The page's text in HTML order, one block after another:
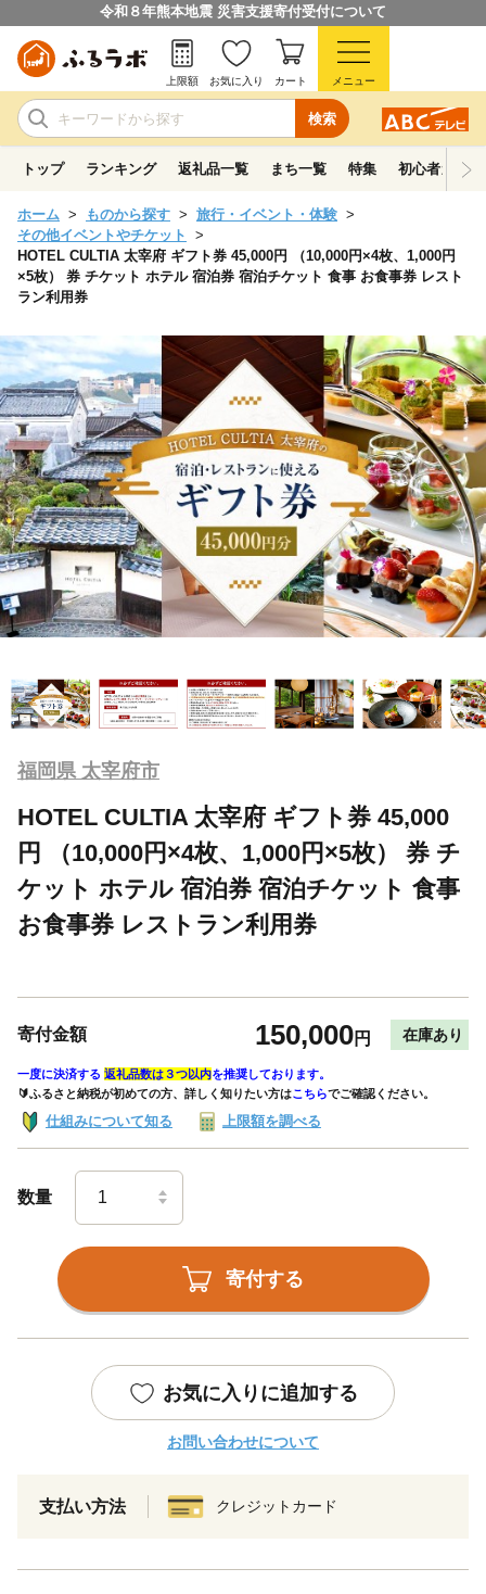
令和８年熊本地震 災害支援寄付受付について
検索
上限額 お気に入り カート メニュー
トップ ランキング 返礼品一覧 まち一覧 特集 初心者ガイド
ホーム ものから探す
旅行・イベント・体験
その他イベントやチケット
HOTEL CULTIA 太宰府 ギフト券 45,000円 （10,000円×4枚、1,000円
×5枚） 券 チケット ホテル 宿泊券 宿泊チケット 食事 お食事券 レスト
ラン利用券
福岡県 太宰府市
HOTEL CULTIA 太宰府 ギフト券 45,000
円 （10,000円×4枚、1,000円×5枚） 券 チ
ケット ホテル 宿泊券 宿泊チケット 食事
お食事券 レストラン利用券
寄付金額 150,000円 在庫あり
一度に決済する 返礼品数は３つ以内を推奨しております。
🔰ふるさと納税が初めての方、詳しく知りたい方はこちらでご確認ください。
仕組みについて知る 上限額を調べる
数量
寄付する
お気に入りに追加する
お問い合わせについて
支払い方法 クレジットカード